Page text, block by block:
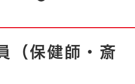
福祉・介護
とじる
職員採用情報
案内保健師・斎